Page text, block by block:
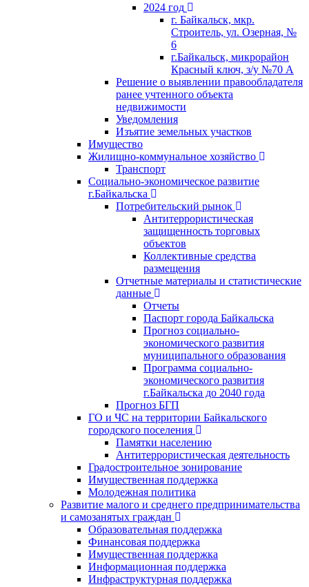
2024 год
г. Байкальск, мкр.
Строитель, ул. Озерная, №
6
г.Байкальск, микрорайон
Красный ключ, з/у №70 А
Решение о выявлении правообладателя
ранее учтенного объекта
недвижимости
Уведомления
Изъятие земельных участков
Имущество
Жилищно-коммунальное хозяйство
Транспорт
Социально-экономическое развитие
г.Байкальска
Потребительский рынок
Антитеррористическая
защищенность торговых
объектов
Коллективные средства
размещения
Отчетные материалы и статистические
данные
Отчеты
Паспорт города Байкальска
Прогноз социально-
экономического развития
муниципального образования
Программа социально-
экономического развития
г.Байкальска до 2040 года
Прогноз БГП
ГО и ЧС на территории Байкальского
городского поселения
Памятки населению
Антитеррористическая деятельность
Градостроительное зонирование
Имущественная поддержка
Молодежная политика
Развитие малого и среднего предпринимательства
и самозанятых граждан
Образовательная поддержка
Финансовая поддержка
Имущественная поддержка
Информационная поддержка
Инфраструктурная поддержка